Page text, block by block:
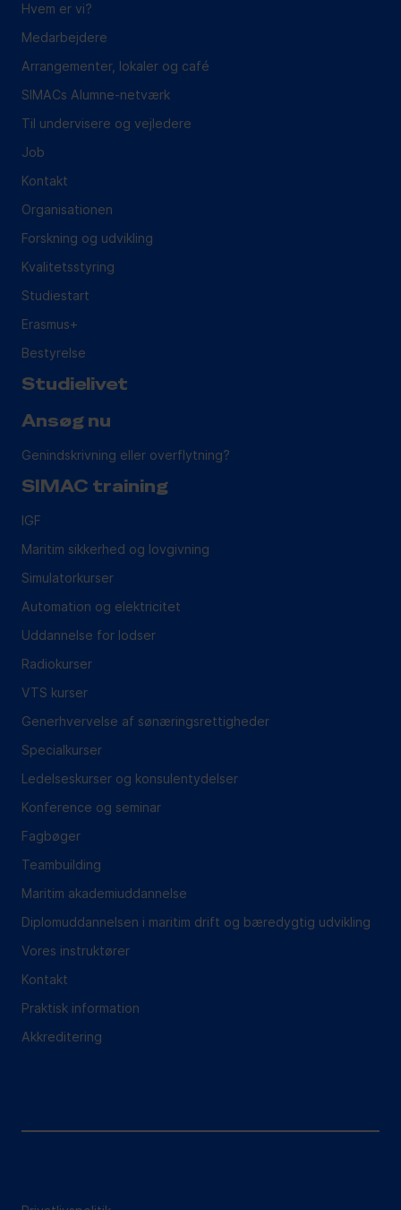
Hvem er vi?
Medarbejdere
Arrangementer, lokaler og café
SIMACs Alumne-netværk
Til undervisere og vejledere
Job
Kontakt
Organisationen
Forskning og udvikling
Kvalitetsstyring
Studiestart
Erasmus+
Bestyrelse
Studielivet
Ansøg nu
Genindskrivning eller overflytning?
SIMAC training
IGF
Maritim sikkerhed og lovgivning
Simulatorkurser
Automation og elektricitet
Uddannelse for lodser
Radiokurser
VTS kurser
Generhvervelse af sønæringsrettigheder
Specialkurser
Ledelseskurser og konsulentydelser
Konference og seminar
Fagbøger
Teambuilding
Maritim akademiuddannelse
Diplomuddannelsen i maritim drift og bæredygtig udvikling
Vores instruktører
Kontakt
Praktisk information
Akkreditering